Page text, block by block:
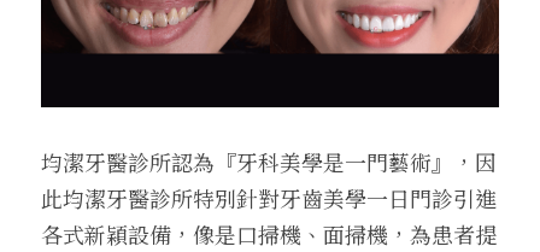
均潔牙醫診所認為『牙科美學是一門藝術』，因
此均潔牙醫診所特別針對牙齒美學一日門診引進
各式新穎設備，像是口掃機、面掃機，為患者提